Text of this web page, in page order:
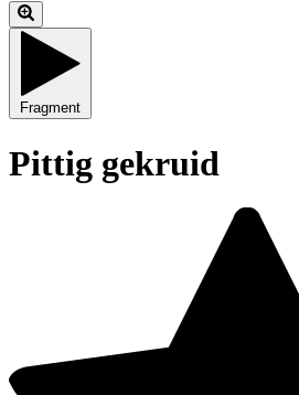
Fragment
Pittig gekruid